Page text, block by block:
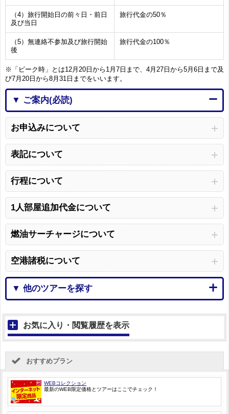
（4）旅行開始日の前々日・前日
及び当日
旅行代金の50％
（5）無連絡不参加及び旅行開始
後
旅行代金の100％
※「ピーク時」とは12月20日から1月7日まで、4月27日から5月6日まで及
び7月20日から8月31日までをいいます。
▼ ご案内(必読)
お申込みについて
表記について
行程について
1人部屋追加代金について
燃油サーチャージについて
空港諸税について
▼ 他のツアーを探す
お気に入り・閲覧履歴を表示
おすすめプラン
WEBコレクション
最新のWEB限定価格とツアーはここでチェック！